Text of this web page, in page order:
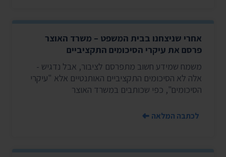
אחרי שניצחנו בבית המשפט – משרד האוצר
פרסם את עיקרי הסיכומים התקציביים
משמח שמידע חשוב מתפרסם לציבור, אבל נדגיש -
אלה לא הסיכומים התקציביים האותנטיים אלא "עיקרי
הסיכומים", כפי שכותבים במשרד האוצר
לכתבה המלאה